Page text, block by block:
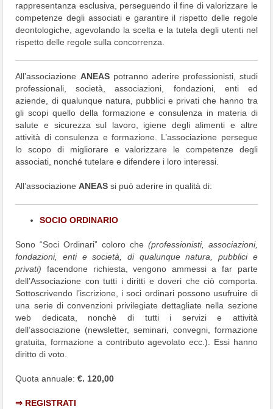
rappresentanza esclusiva, perseguendo il fine di valorizzare le
competenze degli associati e garantire il rispetto delle regole
deontologiche, agevolando la scelta e la tutela degli utenti nel
rispetto delle regole sulla concorrenza.
All’associazione ANEASpotranno aderire professionisti, studi
professionali, società, associazioni, fondazioni, enti ed
aziende, di qualunque natura, pubblici e privati che hanno tra
gli scopi quello della formazione e consulenza in materia di
salute e sicurezza sul lavoro, igiene degli alimenti e altre
attività di consulenza e formazione. L’associazione persegue
lo scopo di migliorare e valorizzare le competenze degli
associati, nonché tutelare e difendere i loro interessi.
All’associazioneANEAS si può aderire in qualità di:
SOCIO ORDINARIO
Sono “Soci Ordinari” coloro che (professionisti, associazioni,
fondazioni, enti e società, di qualunque natura, pubblici e
privati) facendone richiesta, vengono ammessi a far parte
dell’Associazione con tutti i diritti e doveri che ciò comporta.
Sottoscrivendo l’iscrizione, i soci ordinari possono usufruire di
una serie di convenzioni privilegiate dettagliate nella sezione
web dedicata, nonchè di tutti i servizi e attività
dell’associazione (newsletter, seminari, convegni, formazione
gratuita, formazione a contributo agevolato ecc.). Essi hanno
diritto di voto.
Quota annuale:€. 120,00
⇒ REGISTRATI